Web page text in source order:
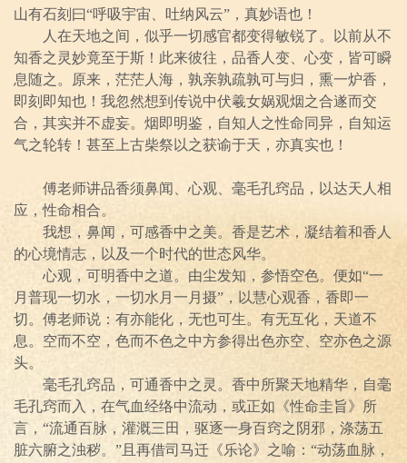
山有石刻曰“呼吸宇宙、吐纳风云”，真妙语也！
人在天地之间，似乎一切感官都变得敏锐了。以前从不
知香之灵妙竟至于斯！此来彼往，品香人变、心变，皆可瞬
息随之。原来，茫茫人海，孰亲孰疏孰可与归，熏一炉香，
即刻即知也！我忽然想到传说中伏羲女娲观烟之合遂而交
合，其实并不虚妄。烟即明鉴，自知人之性命同异，自知运
气之轮转！甚至上古柴祭以之获谕于天，亦真实也！
傅老师讲品香须鼻闻、心观、毫毛孔窍品，以达天人相
应，性命相合。
我想，鼻闻，可感香中之美。香是艺术，凝结着和香人
的心境情志，以及一个时代的世态风华。
心观，可明香中之道。由尘发知，参悟空色。便如“一
月普现一切水，一切水月一月摄”，以慧心观香，香即一
切。傅老师说：有亦能化，无也可生。有无互化，天道不
息。空而不空，色而不色之中方参得出色亦空、空亦色之源
头。
毫毛孔窍品，可通香中之灵。香中所聚天地精华，自毫
毛孔窍而入，在气血经络中流动，或正如《性命圭旨》所
言，“流通百脉，灌溉三田，驱逐一身百窍之阴邪，涤荡五
脏六腑之浊秽。”且再借司马迁《乐论》之喻：“动荡血脉，